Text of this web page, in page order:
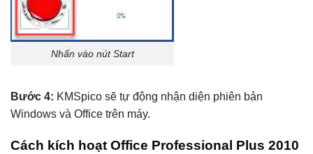
Nhấn vào nút Start
Bước 4: KMSpico sẽ tự động nhận diện phiên bản
Windows và Office trên máy.
Cách kích hoạt Office Professional Plus 2010